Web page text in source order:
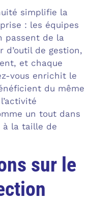
simplifie la
: les équipes
passent de la
d’outil de gestion,
et chaque
vous enrichit le
du même
un tout dans
à la taille de
sur le